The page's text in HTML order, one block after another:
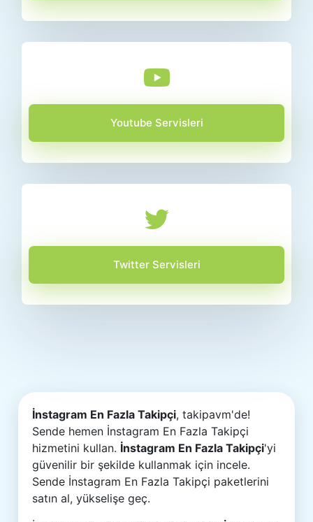
Youtube Servisleri
Twitter Servisleri
İnstagram En Fazla Takipçi, takipavm'de!
Sende hemen İnstagram En Fazla Takipçi
hizmetini kullan. İnstagram En Fazla Takipçi'yi
güvenilir bir şekilde kullanmak için incele.
Sende İnstagram En Fazla Takipçi paketlerini
satın al, yükselişe geç.